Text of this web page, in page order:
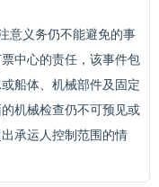
意义务仍不能避免的事
中心的责任，该事件包
船体、机械部件及固定
机械检查仍不可预见或
承运人控制范围的情